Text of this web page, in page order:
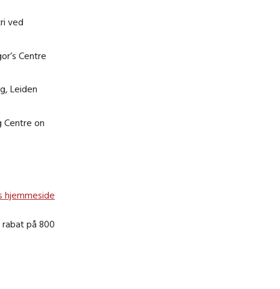
ved
Centre
Leiden
Centre on
hjemmeside
på 800